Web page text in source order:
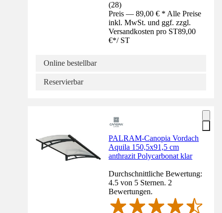
(28)
Preis — 89,00 € * Alle Preise
inkl. MwSt. und ggf. zzgl.
Versandkosten pro ST89,00
€*/ ST
Online bestellbar
Reservierbar
PALRAM-Canopia Vordach
Aquila 150,5x91,5 cm
anthrazit Polycarbonat klar
Durchschnittliche Bewertung:
4.5 von 5 Sternen. 2
Bewertungen.